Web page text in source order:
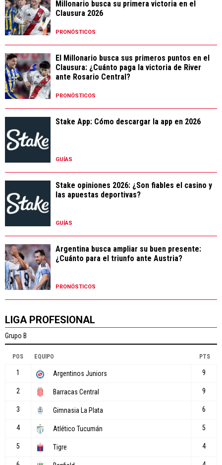
Millonario busca su primera victoria en el
Clausura 2026
PRONÓSTICOS
El Millonario busca sus primeros puntos en el
Clausura: ¿Cuánto paga la victoria de River
ante Rosario Central?
PRONÓSTICOS
Stake App: Cómo descargar la app en 2026
GUÍAS
Stake opiniones 2026: ¿Son fiables el casino y
las apuestas deportivas?
GUÍAS
Argentina busca ampliar su buen presente:
¿Cuánto para el triunfo ante Austria?
PRONÓSTICOS
LIGA PROFESIONAL